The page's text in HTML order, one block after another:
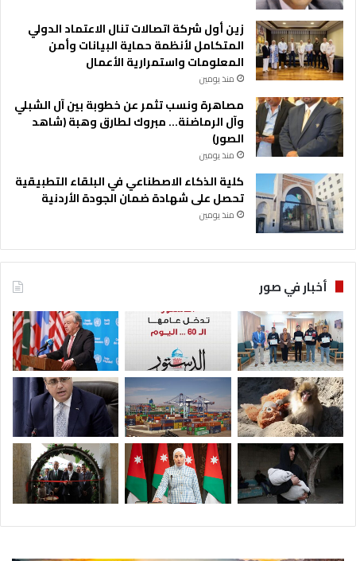
زين أول شركة اتصالات تنال الاعتماد الدولي
المتكامل لأنظمة حماية البيانات وأمن
المعلومات واستمرارية الأعمال
منذ يومين
مصاهرة ونسب تثمر عن خطوبة بين آل الشبلي
وآل الرماضنة… مبروك لطارق وهبة (شاهد
الصور)
منذ يومين
كلية الذكاء الاصطناعي في البلقاء التطبيقية
تحصل على شهادة ضمان الجودة الأردنية
منذ يومين
أخبار في صور